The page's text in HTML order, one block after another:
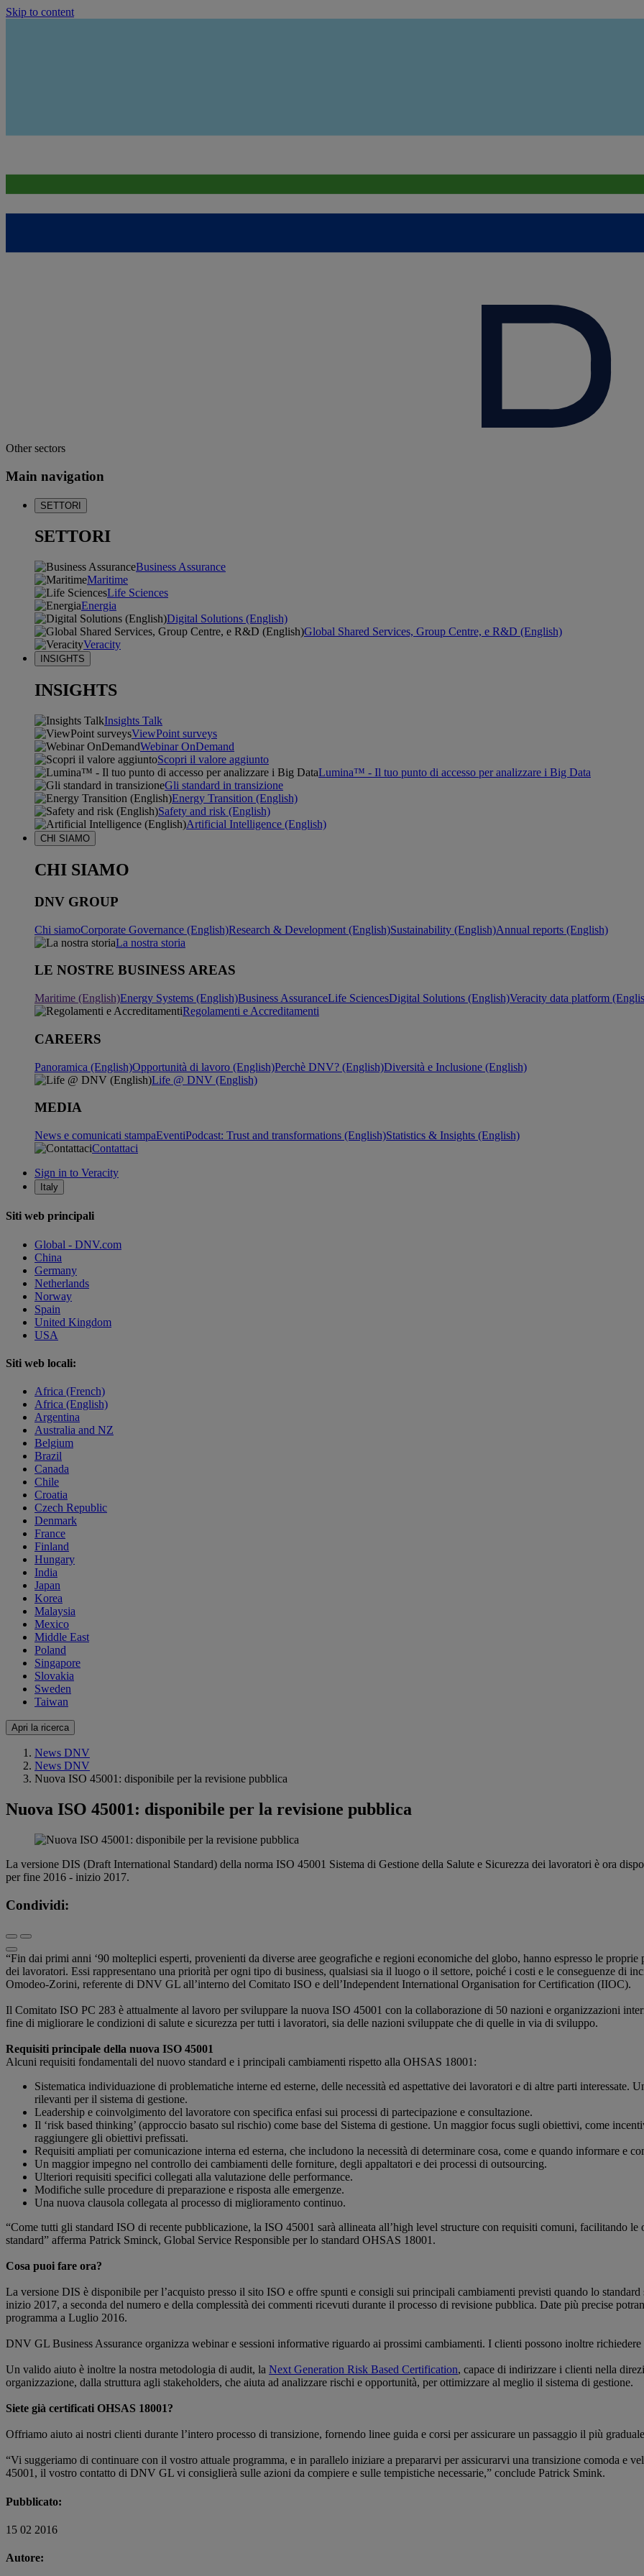
Skip to content
Other sectors
Main navigation
SETTORI
SETTORI
Business Assurance
Maritime
Life Sciences
Energia
Digital Solutions (English)
Global Shared Services, Group Centre, e R&D (English)
Veracity
INSIGHTS
INSIGHTS
Insights Talk
ViewPoint surveys
Webinar OnDemand
Scopri il valore aggiunto
Lumina™ - Il tuo punto di accesso per analizzare i Big Data
Gli standard in transizione
Energy Transition (English)
Safety and risk (English)
Artificial Intelligence (English)
CHI SIAMO
CHI SIAMO
DNV GROUP
Chi siamoCorporate Governance (English)Research & Development (English)Sustainability (English)Annual reports (English)
La nostra storia
LE NOSTRE BUSINESS AREAS
Maritime (English)Energy Systems (English)Business AssuranceLife SciencesDigital Solutions (English)Veracity data platform
Regolamenti e Accreditamenti
CAREERS
Panoramica (English)Opportunità di lavoro (English)Perchè DNV? (English)Diversità e Inclusione (English)
Life @ DNV (English)
MEDIA
News e comunicati stampaEventiPodcast: Trust and transformations (English)Statistics & Insights (English)
Contattaci
Sign in to Veracity
Italy
Siti web principali
Global - DNV.com
China
Germany
Netherlands
Norway
Spain
United Kingdom
USA
Siti web locali:
Africa (French)
Africa (English)
Argentina
Australia and NZ
Belgium
Brazil
Canada
Chile
Croatia
Czech Republic
Denmark
France
Finland
Hungary
India
Japan
Korea
Malaysia
Mexico
Middle East
Poland
Singapore
Slovakia
Sweden
Taiwan
Apri la ricerca
News DNV
News DNV
Nuova ISO 45001: disponibile per la revisione pubblica
Nuova ISO 45001: disponibile per la revisione pubblica
La versione DIS (Draft International Standard) della norma ISO 45001 Sistema di Gestione della Salute e Sicurezza dei lavoratori è ora
per fine 2016 - inizio 2017.
Condividi:
“Fin dai primi anni ‘90 molteplici esperti, provenienti da diverse aree geografiche e regioni economiche del globo, hanno espresso le
dei lavoratori. Essi rappresentano una priorità per ogni tipo di business, qualsiasi sia il luogo o il settore, poiché i costi e le conseguenze di
Omodeo-Zorini, referente di DNV GL all’interno del Comitato ISO e dell’Independent International Organisation for Certification (IIOC).
Il Comitato ISO PC 283 è attualmente al lavoro per sviluppare la nuova ISO 45001 con la collaborazione di 50 nazioni e organizzazioni
fine di migliorare le condizioni di salute e sicurezza per tutti i lavoratori, sia delle nazioni sviluppate che di quelle in via di sviluppo.
Requisiti principale della nuova ISO 45001
Alcuni requisiti fondamentali del nuovo standard e i principali cambiamenti rispetto alla OHSAS 18001:
Sistematica individuazione di problematiche interne ed esterne, delle necessità ed aspettative dei lavoratori e di altre parti interessate.
rilevanti per il sistema di gestione.
Leadership e coinvolgimento del lavoratore con specifica enfasi sui processi di partecipazione e consultazione.
Il ‘risk based thinking’ (approccio basato sul rischio) come base del Sistema di gestione. Un maggior focus sugli obiettivi, come
raggiungere gli obiettivi prefissati.
Requisiti ampliati per comunicazione interna ed esterna, che includono la necessità di determinare cosa, come e quando informare e
Un maggior impegno nel controllo dei cambiamenti delle forniture, degli appaltatori e dei processi di outsourcing.
Ulteriori requisiti specifici collegati alla valutazione delle performance.
Modifiche sulle procedure di preparazione e risposta alle emergenze.
Una nuova clausola collegata al processo di miglioramento continuo.
“Come tutti gli standard ISO di recente pubblicazione, la ISO 45001 sarà allineata all’high level structure con requisiti comuni, facilitando
standard” afferma Patrick Sminck, Global Service Responsible per lo standard OHSAS 18001.
Cosa puoi fare ora?
La versione DIS è disponibile per l’acquisto presso il sito ISO e offre spunti e consigli sui principali cambiamenti previsti quando lo
inizio 2017, a seconda del numero e della complessità dei commenti ricevuti durante il processo di revisione pubblica. Date più precise
programma a Luglio 2016.
DNV GL Business Assurance organizza webinar e sessioni informative riguardo ai prossimi cambiamenti. I clienti possono inoltre
Un valido aiuto è inoltre la nostra metodologia di audit, la Next Generation Risk Based Certification, capace di indirizzare i clienti nella
organizzazione, dalla struttura agli stakeholders, che aiuta ad analizzare rischi e opportunità, per ottimizzare al meglio il sistema di gestione.
Siete già certificati OHSAS 18001?
Offriamo aiuto ai nostri clienti durante l’intero processo di transizione, fornendo linee guida e corsi per assicurare un passaggio il più
“Vi suggeriamo di continuare con il vostro attuale programma, e in parallelo iniziare a prepararvi per assicurarvi una transizione comoda e
45001, il vostro contatto di DNV GL vi consiglierà sulle azioni da compiere e sulle tempistiche necessarie,” conclude Patrick Smink.
Pubblicato:
15 02 2016
Autore: